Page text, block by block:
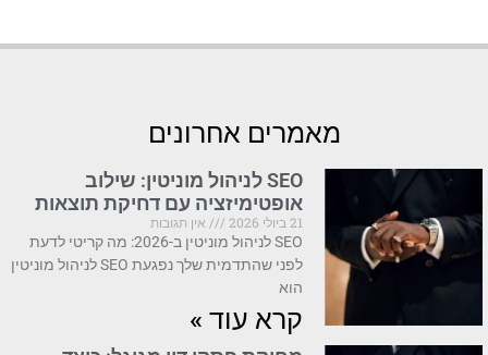
מאמרים אחרונים
SEO לניהול מוניטין: שילוב
אופטימיזציה עם דחיקת תוצאות
21 ביולי 2026
אין תגובות
SEO לניהול מוניטין ב-2026: מה קריטי לדעת
לפני שהתדמית שלך נפגעת SEO לניהול מוניטין
הוא
קרא עוד »